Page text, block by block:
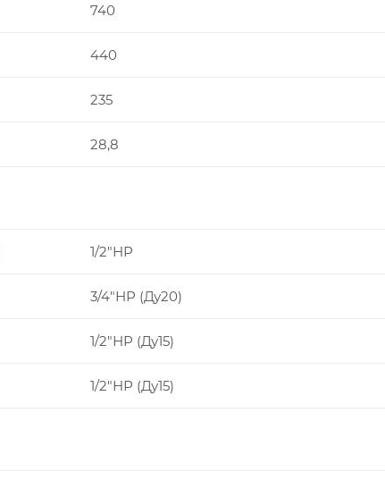
740
440
235
28,8
1/2"НР
3/4"НР (Ду20)
1/2"НР (Ду15)
1/2"НР (Ду15)